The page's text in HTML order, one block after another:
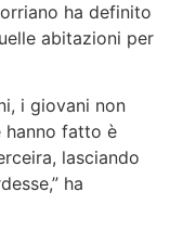
ha definito
abitazioni per
i giovani non
hanno fatto è
lasciando
ha